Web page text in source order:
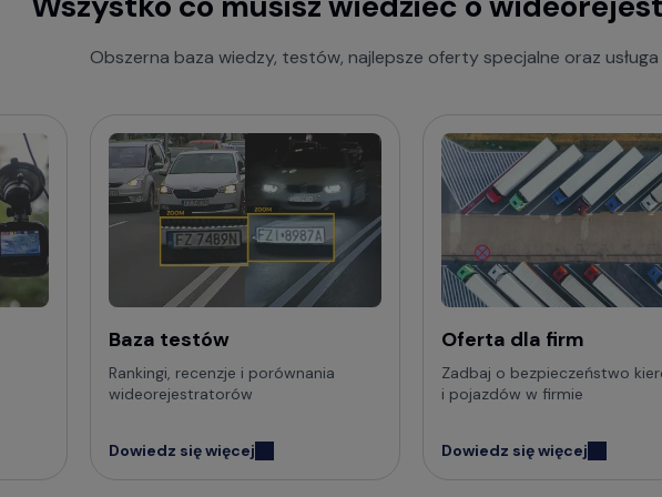
Zobacz więcej porad dotyczących wideorejestratorów, a także
F.A.Q. - najczęściej zadawane pytania
Obszerna baza wiedzy, testów, najlepsze oferty specjalne oraz
Baza testów
Rankingi, recenzje i porównania
wideorejestratorów
Dowiedz się więcej
Oferta dla firm
Zadbaj o bezpieczeństwo
i pojazdów w firmie
Dowiedz się więcej